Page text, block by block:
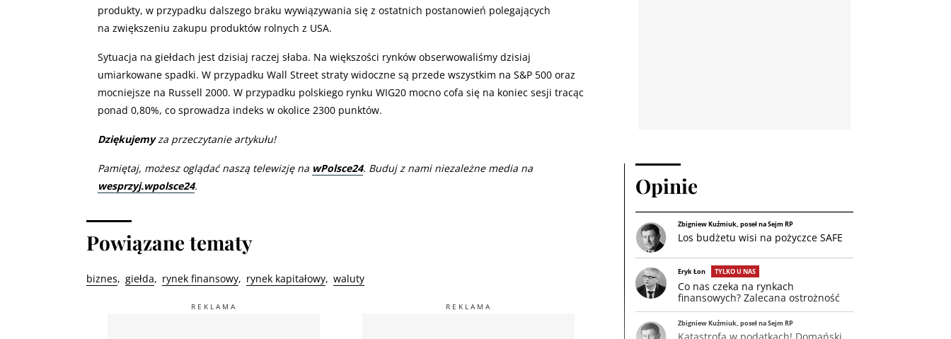
produkty, w przypadku dalszego braku wywiązywania się z ostatnich postanowień polegających
na zwiększeniu zakupu produktów rolnych z USA.
Sytuacja na giełdach jest dzisiaj raczej słaba. Na większości rynków obserwowaliśmy dzisiaj
umiarkowane spadki. W przypadku Wall Street straty widoczne są przede wszystkim na S&P 500 oraz
mocniejsze na Russell 2000. W przypadku polskiego rynku WIG20 mocno cofa się na koniec sesji tracąc
ponad 0,80%, co sprowadza indeks w okolice 2300 punktów.
Dziękujemyza przeczytanie artykułu!
Pamiętaj, możesz oglądać naszą telewizję na wPolsce24. Buduj z nami niezależne media na
wesprzyj.wpolsce24.
Powiązane tematy
biznes giełda rynek finansowy rynek kapitałowy waluty
Opinie
Zbigniew Kuźmiuk, poseł na Sejm RP
Los budżetu wisi na pożyczce SAFE
Eryk Łon TYLKO U NAS
Co nas czeka na rynkach
finansowych? Zalecana ostrożność
Zbigniew Kuźmiuk, poseł na Sejm RP